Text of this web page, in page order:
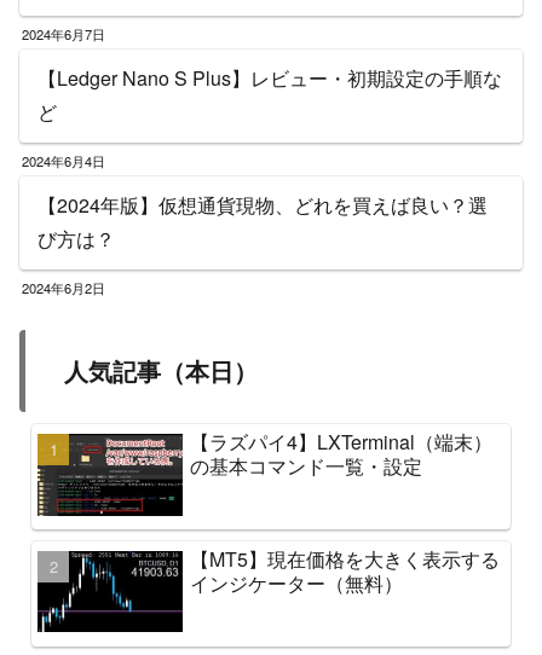
2024年6月7日
【Ledger Nano S Plus】レビュー・初期設定の手順な
ど
2024年6月4日
【2024年版】仮想通貨現物、どれを買えば良い？選
び方は？
2024年6月2日
人気記事（本日）
【ラズパイ4】LXTerminal（端末）
の基本コマンド一覧・設定
【MT5】現在価格を大きく表示する
インジケーター（無料）